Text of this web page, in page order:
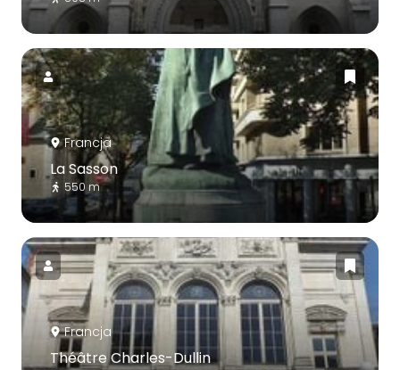
Francja
La Sasson
550 m
Francja
Théâtre Charles-Dullin